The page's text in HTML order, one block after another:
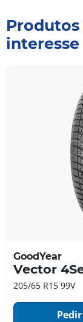
Produtos
interesse
GoodYear
Vector
205/65 R15 99V